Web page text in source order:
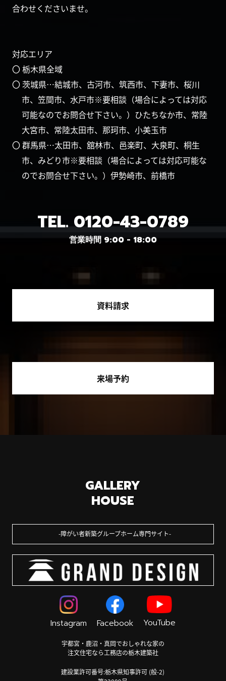
合わせくださいませ。
対応エリア
〇 栃木県全域
〇 茨城県…結城市、古河市、筑西市、下妻市、桜川
市、笠間市、水戸市※要相談（場合によっては対応
可能なのでお問合せ下さい。）ひたちなか市、常陸
大宮市、常陸太田市、那珂市、小美玉市
〇 群馬県…太田市、舘林市、邑楽町、大泉町、桐生
市、みどり市※要相談（場合によっては対応可能な
のでお問合せ下さい。）伊勢崎市、前橋市
TEL. 0120-43-0789
営業時間 9:00 - 18:00
資料請求
来場予約
GALLERY
HOUSE
障がい者新築グループホーム専門サイト
Instagram Facebook YouTube
宇都宮・鹿沼・真岡でおしゃれな家の
注文住宅なら工務店の栃木建築社
建設業許可番号:栃木県知事許可 (般-2)